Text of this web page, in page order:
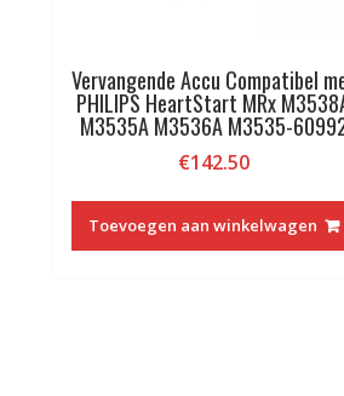
Vervangende Accu Compatibel
PHILIPS HeartStart MRx
M3535A M3536A M3535-
€142.50
Toevoegen aan winkelwagen